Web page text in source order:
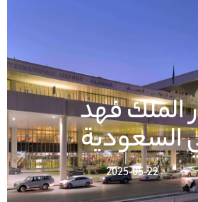
الملك فهد
السعودية
2025-05-22